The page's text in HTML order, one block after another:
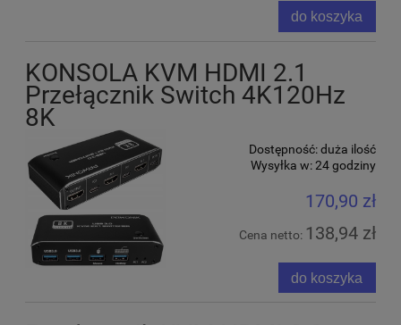
do koszyka
KONSOLA KVM HDMI 2.1
Przełącznik Switch 4K120Hz
8K
Dostępność:duża ilość
Wysyłka w:24 godziny
170,90 zł
Cena netto: 138,94 zł
do koszyka